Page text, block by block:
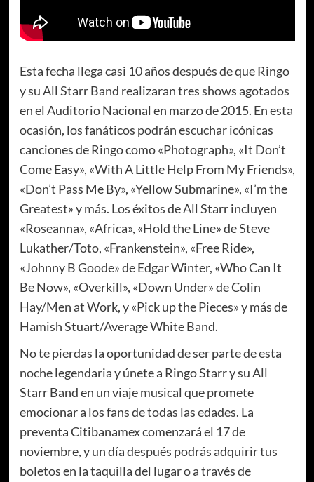
Esta fecha llega casi 10 años después de que Ringo
y su All Starr Band realizaran tres shows agotados
en el Auditorio Nacional en marzo de 2015. En esta
ocasión, los fanáticos podrán escuchar icónicas
canciones de Ringo como «Photograph», «It Don’t
Come Easy», «With A Little Help From My Friends»,
«Don’t Pass Me By», «Yellow Submarine», «I’m the
Greatest» y más. Los éxitos de All Starr incluyen
«Roseanna», «Africa», «Hold the Line» de Steve
Lukather/Toto, «Frankenstein», «Free Ride»,
«Johnny B Goode» de Edgar Winter, «Who Can It
Be Now», «Overkill», «Down Under» de Colin
Hay/Men at Work, y «Pick up the Pieces» y más de
Hamish Stuart/Average White Band.
No te pierdas la oportunidad de ser parte de esta
noche legendaria y únete a Ringo Starr y su All
Starr Band en un viaje musical que promete
emocionar a los fans de todas las edades. La
preventa Citibanamex comenzará el 17 de
noviembre, y un día después podrás adquirir tus
boletos en la taquilla del lugar o a través de